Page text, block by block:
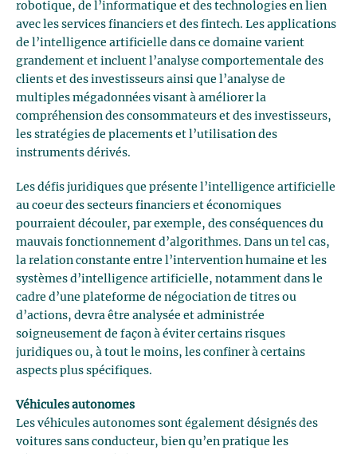
robotique, de l’informatique et des technologies en lien
avec les services financiers et des fintech. Les applications
de l’intelligence artificielle dans ce domaine varient
grandement et incluent l’analyse comportementale des
clients et des investisseurs ainsi que l’analyse de
multiples mégadonnées visant à améliorer la
compréhension des consommateurs et des investisseurs,
les stratégies de placements et l’utilisation des
instruments dérivés.
Les défis juridiques que présente l’intelligence artificielle
au coeur des secteurs financiers et économiques
pourraient découler, par exemple, des conséquences du
mauvais fonctionnement d’algorithmes. Dans un tel cas,
la relation constante entre l’intervention humaine et les
systèmes d’intelligence artificielle, notamment dans le
cadre d’une plateforme de négociation de titres ou
d’actions, devra être analysée et administrée
soigneusement de façon à éviter certains risques
juridiques ou, à tout le moins, les confiner à certains
aspects plus spécifiques.
Véhicules autonomes
Les véhicules autonomes sont également désignés des
voitures sans conducteur, bien qu’en pratique les